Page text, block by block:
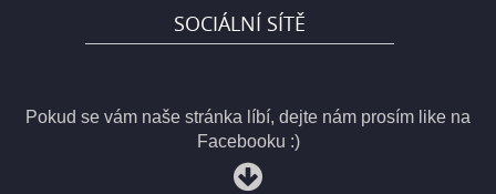
SOCIÁLNÍ SÍTĚ
Pokud se vám naše stránka líbí, dejte nám prosím like na
Facebooku :)